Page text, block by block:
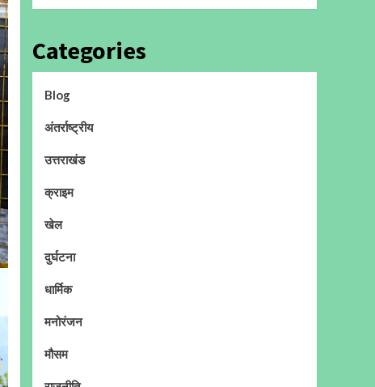
Categories
Blog
अंतर्राष्ट्रीय
उत्तराखंड
क्राइम
खेल
दुर्घटना
धार्मिक
मनोरंजन
मौसम